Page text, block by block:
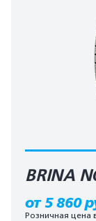
BRINA
от 5 860
Розничная цена